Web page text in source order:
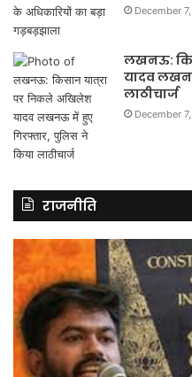
December
लखनऊ:
यादव
लाठीचार्ज
December
राजनीति